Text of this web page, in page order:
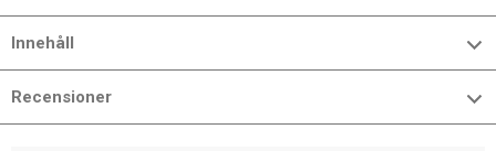
Innehåll
Recensioner